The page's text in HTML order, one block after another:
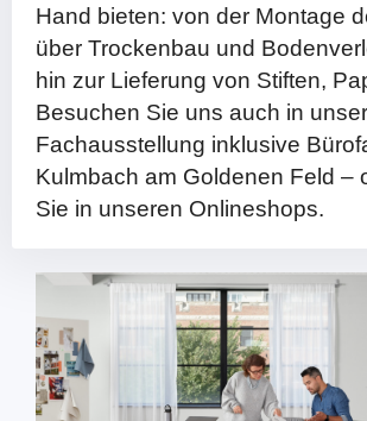
Hand bieten: von der Montage
über Trockenbau und
hin zur Lieferung von Stiften,
Besuchen Sie uns auch in
Fachausstellung inklusive
Kulmbach am Goldenen Feld –
Sie in unseren Onlineshops.